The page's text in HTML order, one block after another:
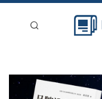
新聞稿分類